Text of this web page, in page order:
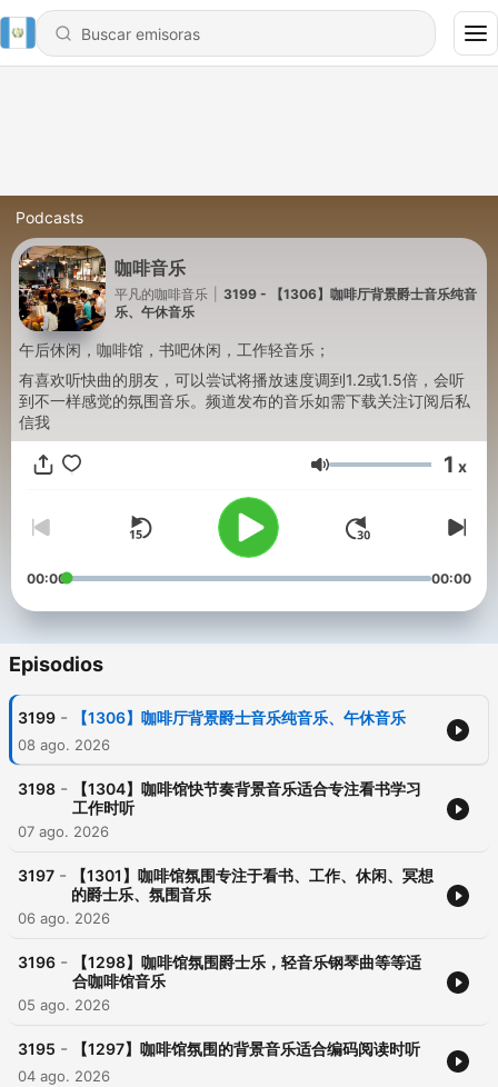
Podcasts
咖啡音乐
平凡的咖啡音乐
3199 - 【1306】咖啡厅背景爵士音乐纯音
乐、午休音乐
午后休闲，咖啡馆，书吧休闲，工作轻音乐；
有喜欢听快曲的朋友，可以尝试将播放速度调到1.2或1.5倍，会听
到不一样感觉的氛围音乐。频道发布的音乐如需下载关注订阅后私
信我
Volumen 1 x
00:00 00:00
Episodios
3199 - 【1306】咖啡厅背景爵士音乐纯音乐、午休音乐
08 ago. 2026
3198 -
【1304】咖啡馆快节奏背景音乐适合专注看书学习
工作时听
07 ago. 2026
3197 -
【1301】咖啡馆氛围专注于看书、工作、休闲、冥想
的爵士乐、氛围音乐
06 ago. 2026
3196 -
【1298】咖啡馆氛围爵士乐，轻音乐钢琴曲等等适
合咖啡馆音乐
05 ago. 2026
3195 - 【1297】咖啡馆氛围的背景音乐适合编码阅读时听
04 ago. 2026